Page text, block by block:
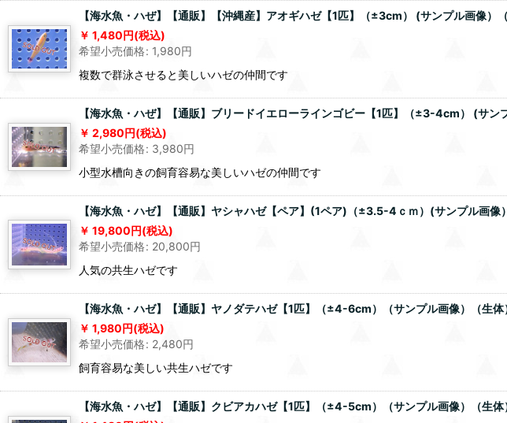
【海水魚・ハぜ】【通販】【沖縄産】アオギハゼ【1匹】（±3cm） (サンプル画像）
1,480円(税込)
希望小売価格: 1,980円
複数で群泳させると美しいハゼの仲間です
【海水魚・ハぜ】【通販】ブリードイエローラインゴビー【1匹】（±3-4cm） (サン
2,980円(税込)
希望小売価格: 3,980円
小型水槽向きの飼育容易な美しいハゼの仲間です
【海水魚・ハゼ】【通販】ヤシャハゼ【ペア】(1ペア)（±3.5-4ｃｍ）(サンプル画像
19,800円(税込)
希望小売価格: 20,800円
人気の共生ハゼです
【海水魚・ハゼ】【通販】ヤノダテハゼ【1匹】（±4-6cm）（サンプル画像）（生
1,980円(税込)
希望小売価格: 2,480円
飼育容易な美しい共生ハゼです
【海水魚・ハゼ】【通販】クビアカハゼ【1匹】（±4-5cm）（サンプル画像）（生